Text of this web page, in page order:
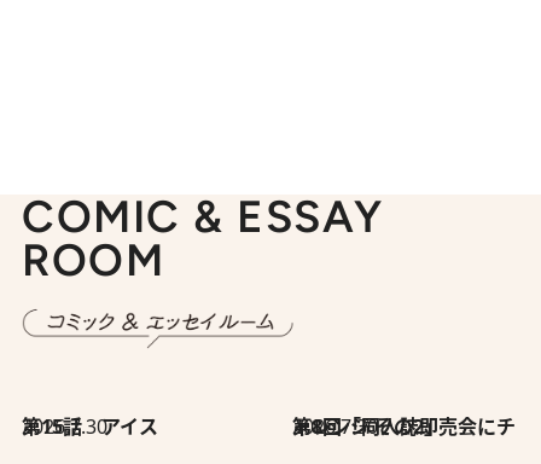
COMIC & ESSAY
ROOM
2026.7.30
第15話 アイス 2026.7.30
第8回「同人誌即売会にチャレンジ その2」